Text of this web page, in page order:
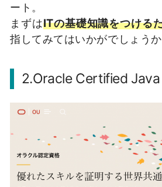
ート。
まずはITの基礎知識をつける
指してみてはいかがでしょうか
2.Oracle Certified